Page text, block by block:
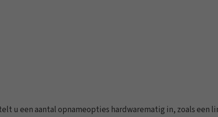
u een aantal opnameopties hardwarematig in, zoals een